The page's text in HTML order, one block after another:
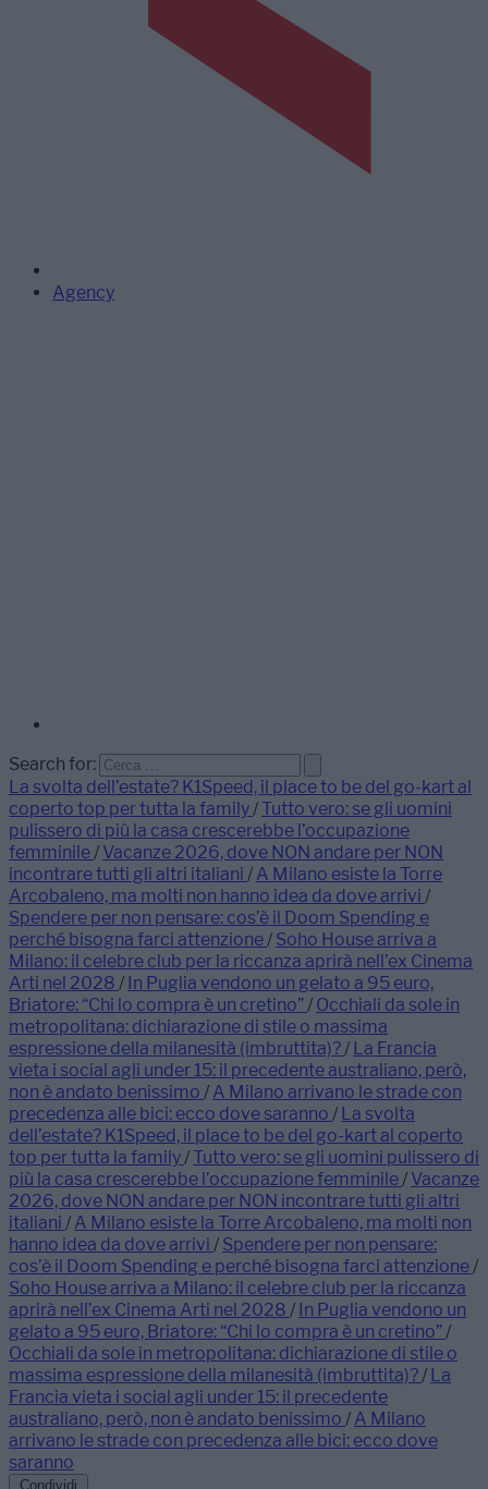
Agency
Search for:
La svolta dell’estate? K1Speed, il place to be del go-kart al
coperto top per tutta la family/ Tutto vero: se gli uomini
pulissero di più la casa crescerebbe l’occupazione
femminile/ Vacanze 2026, dove NON andare per NON
incontrare tutti gli altri italiani / A Milano esiste la Torre
Arcobaleno, ma molti non hanno idea da dove arrivi /
Spendere per non pensare: cos’è il Doom Spending e
perché bisogna farci attenzione/ Soho House arriva a
Milano: il celebre club per la riccanza aprirà nell’ex Cinema
Arti nel 2028 / In Puglia vendono un gelato a 95 euro,
Briatore: “Chi lo compra è un cretino”/ Occhiali da sole in
metropolitana: dichiarazione di stile o massima
espressione della milanesità (imbruttita)?/ La Francia
vieta i social agli under 15: il precedente australiano, però,
non è andato benissimo / A Milano arrivano le strade con
precedenza alle bici: ecco dove saranno / La svolta
dell’estate? K1Speed, il place to be del go-kart al coperto
top per tutta la family/ Tutto vero: se gli uomini pulissero di
più la casa crescerebbe l’occupazione femminile/ Vacanze
2026, dove NON andare per NON incontrare tutti gli altri
italiani / A Milano esiste la Torre Arcobaleno, ma molti non
hanno idea da dove arrivi / Spendere per non pensare:
cos’è il Doom Spending e perché bisogna farci attenzione/
Soho House arriva a Milano: il celebre club per la riccanza
aprirà nell’ex Cinema Arti nel 2028 / In Puglia vendono un
gelato a 95 euro, Briatore: “Chi lo compra è un cretino”/
Occhiali da sole in metropolitana: dichiarazione di stile o
massima espressione della milanesità (imbruttita)?/ La
Francia vieta i social agli under 15: il precedente
australiano, però, non è andato benissimo / A Milano
arrivano le strade con precedenza alle bici: ecco dove
saranno
Condividi